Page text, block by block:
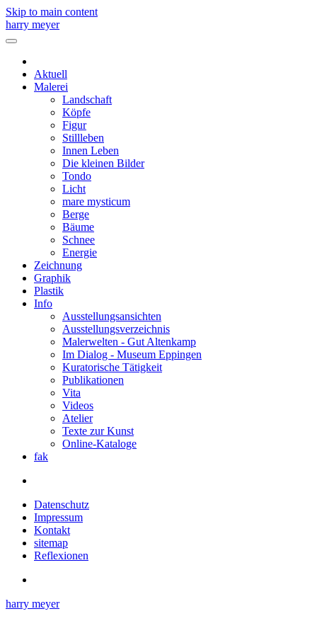
Skip to main content
harry meyer
Aktuell
Malerei
Landschaft
Köpfe
Figur
Stillleben
Innen Leben
Die kleinen Bilder
Tondo
Licht
mare mysticum
Berge
Bäume
Schnee
Energie
Zeichnung
Graphik
Plastik
Info
Ausstellungsansichten
Ausstellungsverzeichnis
Malerwelten - Gut Altenkamp
Im Dialog - Museum Eppingen
Kuratorische Tätigkeit
Publikationen
Vita
Videos
Atelier
Texte zur Kunst
Online-Kataloge
fak
Datenschutz
Impressum
Kontakt
sitemap
Reflexionen
harry meyer